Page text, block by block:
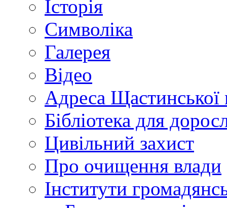
Історія
Символіка
Галерея
Відео
Адреса Щастинської
Бібліотека для
Цивільний захист
Про очищення влади
Інститути